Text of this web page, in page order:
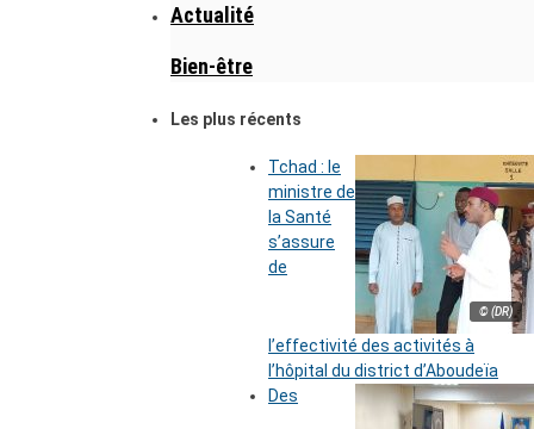
Actualité
Bien-être
Les plus récents
© (DR)
Tchad : le
ministre de
la Santé
s’assure
de
l’effectivité des activités à
l’hôpital du district d’Aboudeïa
Des